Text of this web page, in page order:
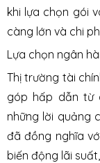
khi lựa chọn gói
càng lớn và chi
Lựa chọn ngân
Thị trường tài
góp hấp dẫn từ
những lời quảng
đã đồng nghĩa
biến động lãi